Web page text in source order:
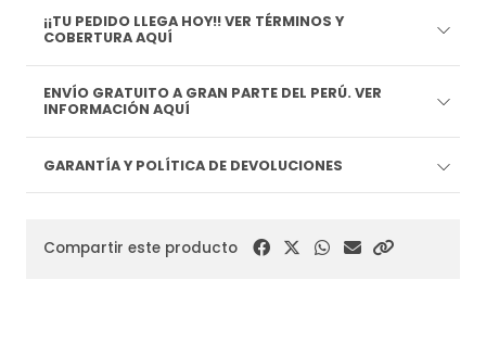
¡¡TU PEDIDO LLEGA HOY!! VER TÉRMINOS Y
COBERTURA AQUÍ
ENVÍO GRATUITO A GRAN PARTE DEL PERÚ. VER
INFORMACIÓN AQUÍ
GARANTÍA Y POLÍTICA DE DEVOLUCIONES
Compartir este producto